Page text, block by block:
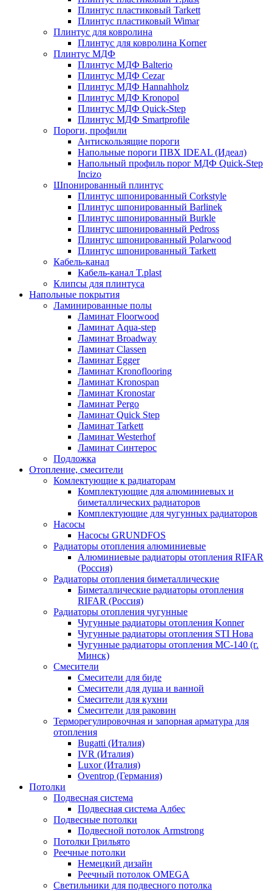
Плинтус пластиковый Tarkett
Плинтус пластиковый Wimar
Плинтус для ковролина
Плинтус для ковролина Korner
Плинтус МДФ
Плинтус МДФ Balterio
Плинтус МДФ Cezar
Плинтус МДФ Hannahholz
Плинтус МДФ Kronopol
Плинтус МДФ Quick-Step
Плинтус МДФ Smartprofile
Пороги, профили
Антискользящие пороги
Напольные пороги ПВХ IDEAL (Идеал)
Напольный профиль порог МДФ Quick-Step
Incizo
Шпонированный плинтус
Плинтус шпонированный Corkstyle
Плинтус шпонированный Barlinek
Плинтус шпонированный Burkle
Плинтус шпонированный Pedross
Плинтус шпонированный Polarwood
Плинтус шпонированный Tarkett
Кабель-канал
Кабель-канал T.plast
Клипсы для плинтуса
Напольные покрытия
Ламинированные полы
Ламинат Floorwood
Ламинат Aqua-step
Ламинат Broadway
Ламинат Classen
Ламинат Egger
Ламинат Kronoflooring
Ламинат Kronospan
Ламинат Kronostar
Ламинат Pergo
Ламинат Quick Step
Ламинат Tarkett
Ламинат Westerhof
Ламинат Синтерос
Подложка
Отопление, смесители
Комлектующие к радиаторам
Комплектующие для алюминиевых и
биметаллических радиаторов
Комплектующие для чугунных радиаторов
Насосы
Насосы GRUNDFOS
Радиаторы отопления алюминиевые
Алюминиевые радиаторы отопления RIFAR
(Россия)
Радиаторы отопления биметаллические
Биметаллические радиаторы отопления
RIFAR (Россия)
Радиаторы отопления чугунные
Чугунные радиаторы отопления Konner
Чугунные радиаторы отопления STI Нова
Чугунные радиаторы отопления МС-140 (г.
Минск)
Смесители
Смесители для биде
Смесители для душа и ванной
Смесители для кухни
Смесители для раковин
Терморегулировочная и запорная арматура для
отопления
Bugatti (Италия)
IVR (Италия)
Luxor (Италия)
Oventrop (Германия)
Потолки
Подвесная система
Подвесная система Албес
Подвесные потолки
Подвесной потолок Armstrong
Потолки Грильято
Реечные потолки
Немецкий дизайн
Реечный потолок OMEGA
Светильники для подвесного потолка